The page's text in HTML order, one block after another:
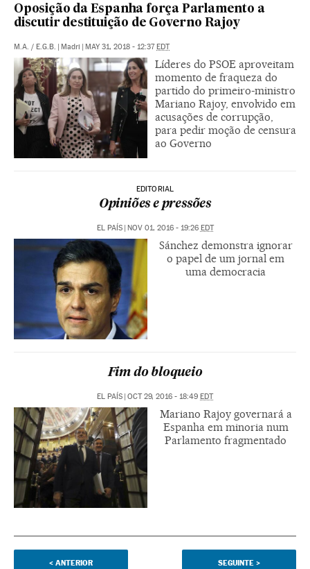
Oposição da Espanha força Parlamento a
discutir destituição de Governo Rajoy
M.A. / E.G.B. Madri MAY 31, 2018 - 12:37 EDT
Líderes do PSOE aproveitam
momento de fraqueza do
partido do primeiro-ministro
Mariano Rajoy, envolvido em
acusações de corrupção,
para pedir moção de censura
ao Governo
EDITORIAL
Opiniões e pressões
EL PAÍS NOV 01, 2016 - 19:26 EDT
Sánchez demonstra ignorar
o papel de um jornal em
uma democracia
Fim do bloqueio
EL PAÍS OCT 29, 2016 - 18:49 EDT
Mariano Rajoy governará a
Espanha em minoria num
Parlamento fragmentado
< ANTERIOR SEGUINTE >